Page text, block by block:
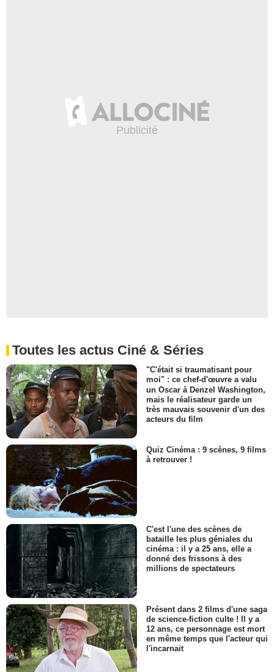
Toutes les actus Ciné & Séries
"C'était si traumatisant pour
moi" : ce chef-d'œuvre a valu
un Oscar à Denzel Washington,
mais le réalisateur garde un
très mauvais souvenir d'un des
acteurs du film
Quiz Cinéma : 9 scènes, 9 films
à retrouver !
C'est l'une des scènes de
bataille les plus géniales du
cinéma : il y a 25 ans, elle a
donné des frissons à des
millions de spectateurs
Présent dans 2 films d'une saga
de science-fiction culte ! Il y a
12 ans, ce personnage est mort
en même temps que l'acteur qui
l'incarnait